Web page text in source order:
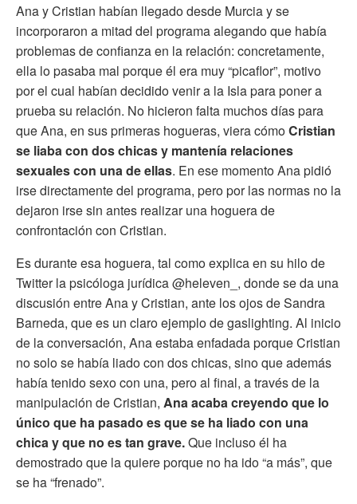
Ana y Cristian habían llegado desde Murcia y se
incorporaron a mitad del programa alegando que había
problemas de confianza en la relación: concretamente,
ella lo pasaba mal porque él era muy “picaflor”, motivo
por el cual habían decidido venir a la Isla para poner a
prueba su relación. No hicieron falta muchos días para
que Ana, en sus primeras hogueras, viera cómoCristian
se liaba con dos chicas y mantenía relaciones
sexuales con una de ellas. En ese momento Ana pidió
irse directamente del programa, pero por las normas no la
dejaron irse sin antes realizar una hoguera de
confrontación con Cristian.
Es durante esa hoguera, tal como explica en su hilo de
Twitter la psicóloga jurídica @heleven_, donde se da una
discusión entre Ana y Cristian, ante los ojos de Sandra
Barneda, que es un claro ejemplo de gaslighting. Al inicio
de la conversación, Ana estaba enfadada porque Cristian
no solo se había liado con dos chicas, sino que además
había tenido sexo con una, pero al final, a través de la
manipulación de Cristian, Ana acaba creyendo que lo
único que ha pasado es que se ha liado con una
chica y que no es tan grave.Que incluso él ha
demostrado que la quiere porque no ha ido “a más”, que
se ha “frenado”.